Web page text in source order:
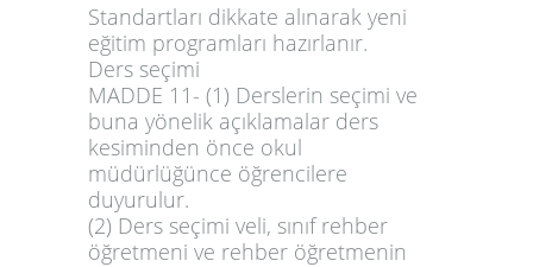
Standartları dikkate alınarak yeni
eğitim programları hazırlanır.
Ders seçimi
MADDE 11- (1) Derslerin seçimi ve
buna yönelik açıklamalar ders
kesiminden önce okul
müdürlüğünce öğrencilere
duyurulur.
(2) Ders seçimi veli, sınıf rehber
öğretmeni ve rehber öğretmenin